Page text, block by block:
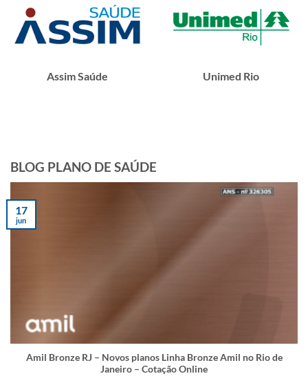
Assim Saúde Unimed Rio
BLOG PLANO DE SAÚDE
Amil Bronze RJ – Novos planos Linha Bronze Amil no Rio de
Janeiro – Cotação Online
17
jun